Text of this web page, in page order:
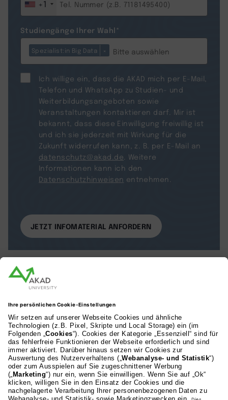
+1
Studiengänge Ihrer Wahl *
Spezialist:in Big Data ×
Ich willige ein, dass die AKAD mich per E-Mail,
Telefon und WhatsApp zu Studien- und
Weiterbildungsangeboten sowie
Veranstaltungen kontaktieren darf. Mir ist
bekannt, dass diese Einwilligung freiwillig ist
und ich sie jederzeit mit Wirkung für die
Zukunft widerrufen kann, z. B. per E-Mail an
datenschutz@akad.de . Weitere
Informationen kann ich den
Datenschutzhinweisen entnehmen.
AKAD Bildungsgesellschaft mbH
Heilbronner Strasse 86
70191 Stuttgart
0711 81495-400